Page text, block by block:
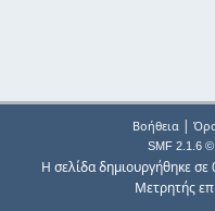
Βοήθεια|
SMF 2.1.6
Η σελίδα δημιουργήθηκε
Μετρητής